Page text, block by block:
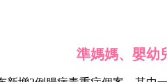
準媽媽、嬰幼